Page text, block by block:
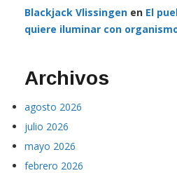
Blackjack Vlissingen en El
quiere iluminar con
Archivos
agosto 2026
julio 2026
mayo 2026
febrero 2026